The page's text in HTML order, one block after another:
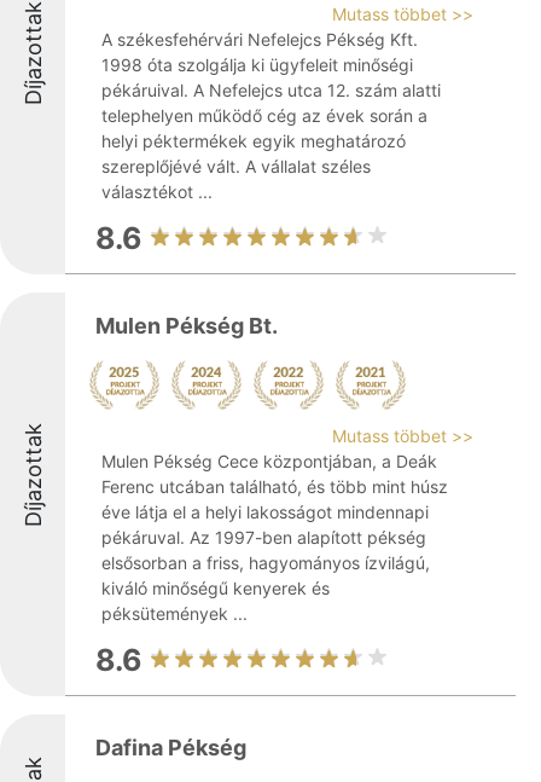
Díjazottak
Mutass többet >>
A székesfehérvári Nefelejcs Pékség Kft.
1998 óta szolgálja ki ügyfeleit minőségi
pékáruival. A Nefelejcs utca 12. szám alatti
telephelyen működő cég az évek során a
helyi péktermékek egyik meghatározó
szereplőjévé vált. A vállalat széles
választékot ...
8.6
Díjazottak
Mulen Pékség Bt.
Mutass többet >>
Mulen Pékség Cece központjában, a Deák
Ferenc utcában található, és több mint húsz
éve látja el a helyi lakosságot mindennapi
pékáruval. Az 1997-ben alapított pékség
elsősorban a friss, hagyományos ízvilágú,
kiváló minőségű kenyerek és
péksütemények ...
8.6
Dafina Pékség